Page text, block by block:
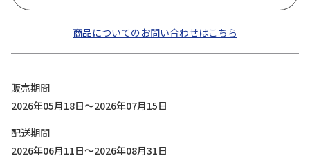
商品についてのお問い合わせはこちら
販売期間
2026年05月18日～2026年07月15日
配送期間
2026年06月11日～2026年08月31日